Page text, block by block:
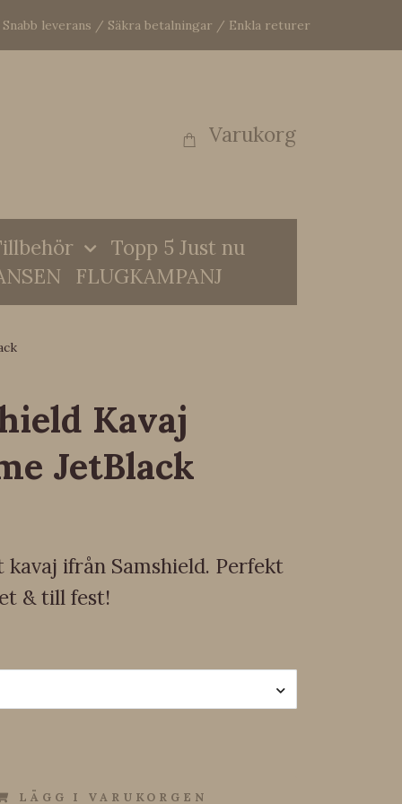
Snabb leverans / Säkra betalningar / Enkla returer
Varukorg
Topp 5 Just nu
FLUGKAMPANJ
Kavaj
JetBlack
kavaj ifrån Samshield. Perfekt
& till fest!
LÄGG I VARUKORGEN